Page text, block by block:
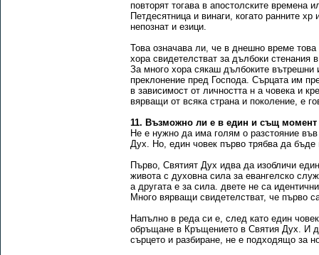
повторят тогава в апостолските времена
Петдесятница и винаги, когато ранните
непознат и езици.
Това означава ли, че в днешно време
хора свидетелстват за дълбоки стенания
За много хора сякаш дълбоките вътрешни
преклонение пред Господа. Сърцата им
в зависимост от личността н а човека и
вярващи от всяка страна и поколение, е
11. Възможно ли е в един и същ момент
Не е нужно да има голям о разстояние
Дух. Но, един човек първо трябва да
Първо, Святият Дух идва да изобличи
живота с духовна сила за евангелско
а другата е за сила. двете не са
Много вярващи свидетелстват, че първо
Напълно в реда си е, след като един
обръщане в Кръщението в Святия Дух. И
сърцето и разбиране, не е подходящо за